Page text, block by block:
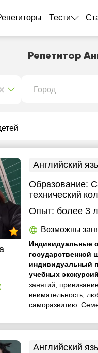
Тести
Репетитор
Город
Английский
Образование:
технический
Опыт: более 3
Возможны
Индивидуальные
государственной
индивидуальный
учебных
занятий,
внимательность,
саморазвитию.
Английский